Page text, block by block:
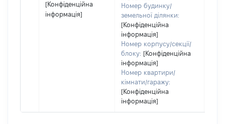
[Конфіденційна
інформація]
Номер будинку/
земельної ділянки:
[Конфіденційна
інформація]
Номер корпусу/секції/
блоку: [Конфіденційна
інформація]
Номер квартири/
кімнати/гаражу:
[Конфіденційна
інформація]